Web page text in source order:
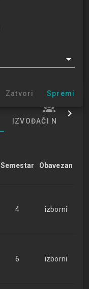
IZVOĐAČI NASTAVE
Semestar Obavezan
4 izborni
6 izborni
Zatvori Spremi